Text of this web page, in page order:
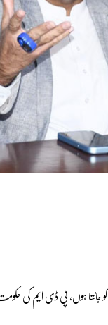
ان کو جانتا ہوں، پی ڈی ایم کی